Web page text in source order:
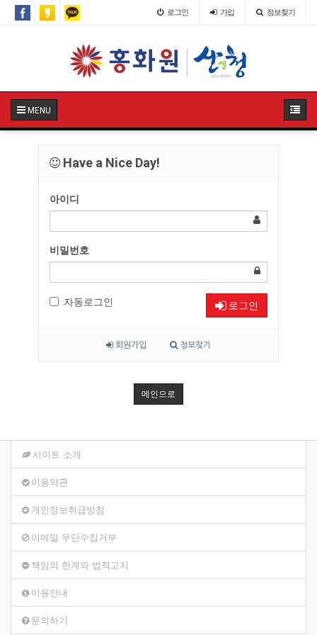
로그인 가입 정보찾기
MENU
Have a Nice Day!
아이디
비밀번호
자동로그인 로그인
회원가입 정보찾기
메인으로
사이트 소개
이용약관
개인정보취급방침
이메일 무단수집거부
책임의 한계와 법적고지
이용안내
문의하기